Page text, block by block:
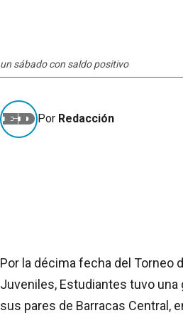
un sábado con saldo positivo
Por Redacción
Por la décima fecha del Torneo
Juveniles, Estudiantes tuvo una
sus pares de Barracas Central,